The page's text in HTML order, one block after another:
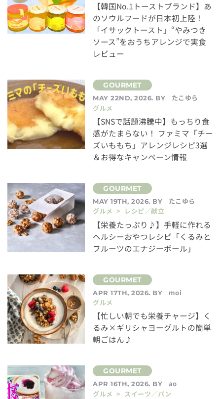
【韓国No.1トーストブランド】あ
のソウルフードが日本初上陸！
「イサックトースト」“やみつき
ソース”をおうちアレンジで実食
レビュー
MAY 22ND, 2026. BY
たこゆら
グルメ
【SNSで話題沸騰中】もっちり食
感がたまらない！ ファミマ「チー
ズいももち」アレンジレシピ3選
＆お得なキャンペーン情報
MAY 19TH, 2026. BY
たこゆら
グルメ > レシピ／献立
【栄養たっぷり♪】手軽に作れる
ヘルシーおやつレシピ「くるみと
フルーツのエナジーボール」
APR 17TH, 2026. BY
moi
グルメ
【忙しい朝でも栄養チャージ】く
るみ×ギリシャヨーグルトの簡単
朝ごはん♪
APR 16TH, 2026. BY
ao
グルメ > スイーツ／パン